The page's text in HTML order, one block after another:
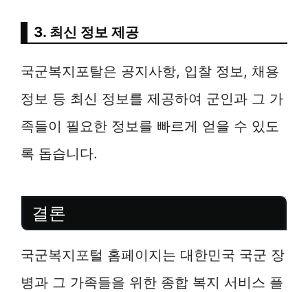
3. 최신 정보 제공
국군복지포탈은 공지사항, 입찰 정보, 채용
정보 등 최신 정보를 제공하여 군인과 그 가
족들이 필요한 정보를 빠르게 얻을 수 있도
록 돕습니다.
결론
국군복지포털 홈페이지는 대한민국 국군 장
병과 그 가족들을 위한 종합 복지 서비스 플